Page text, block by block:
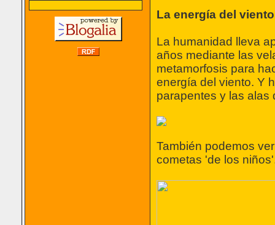
La energía del viento
La humanidad lleva
años mediante las
metamorfosis para
energía del viento. Y
parapentes y las alas
También podemos
cometas 'de los